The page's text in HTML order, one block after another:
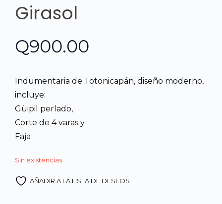
Girasol
Q900.00
Indumentaria de Totonicapán, diseño moderno,
incluye:
Güipil perlado,
Corte de 4 varas y
Faja
Sin existencias
AÑADIR A LA LISTA DE DESEOS